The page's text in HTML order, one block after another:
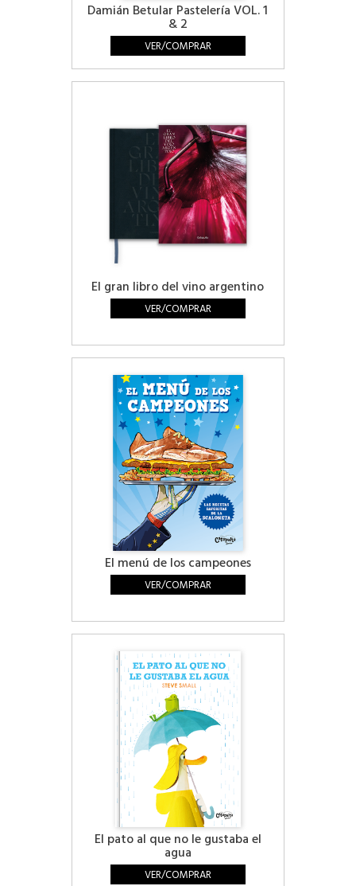
Damián Betular Pastelería VOL. 1
& 2
VER/COMPRAR
El gran libro del vino argentino
VER/COMPRAR
El menú de los campeones
VER/COMPRAR
El pato al que no le gustaba el
agua
VER/COMPRAR